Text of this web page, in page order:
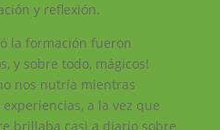
y reflexión.
la formación fueron
y sobre todo, mágicos!
nos nutría mientras
a la vez que
brillaba casi a diario sobre